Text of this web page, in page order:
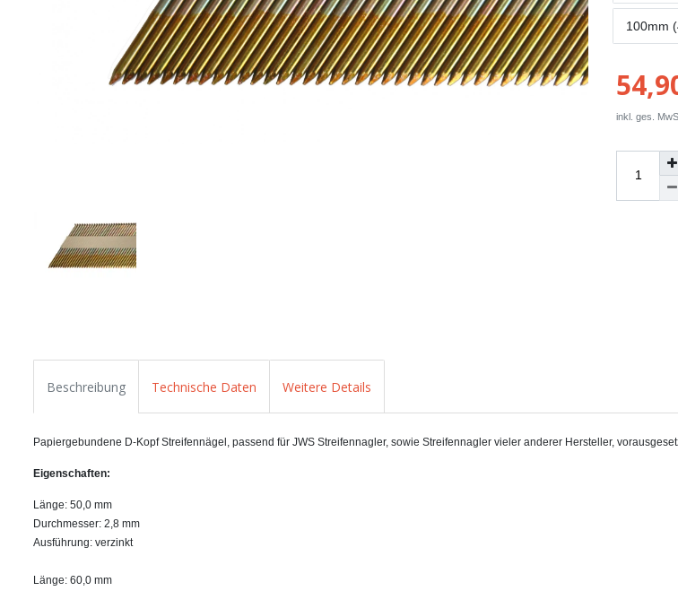
100mm
inkl. ges.
Beschreibung Technische Daten Weitere Details
Papiergebundene D-Kopf Streifennägel, passend für JWS Streifennagler, sowie Streifennagler vieler anderer Hersteller,
Eigenschaften:
Länge: 50,0 mm
Durchmesser: 2,8 mm
Ausführung: verzinkt
Länge: 60,0 mm